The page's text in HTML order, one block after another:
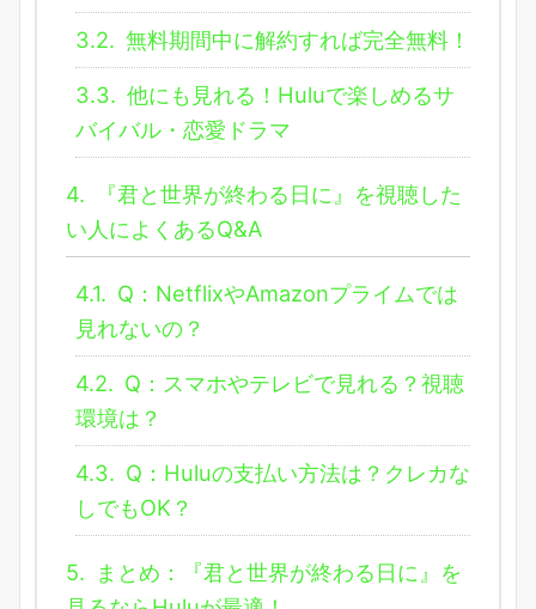
3.2. 無料期間中に解約すれば完全無料！
3.3. 他にも見れる！Huluで楽しめるサ
バイバル・恋愛ドラマ
4.
『君と世界が終わる日に』を視聴した
い人によくあるQ&A
4.1. Q：NetflixやAmazonプライムでは
見れないの？
4.2. Q：スマホやテレビで見れる？視聴
環境は？
4.3. Q：Huluの支払い方法は？クレカな
しでもOK？
5.
まとめ：『君と世界が終わる日に』を